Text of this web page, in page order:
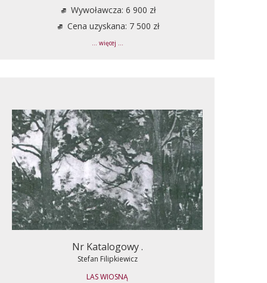
Wywoławcza: 6 900 zł
Cena uzyskana: 7 500 zł
... więcej ...
Nr Katalogowy .
Stefan Filipkiewicz
LAS WIOSNĄ